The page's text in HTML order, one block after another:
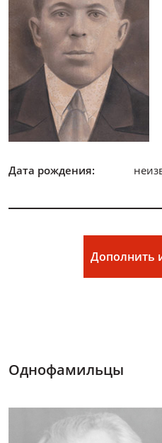
Дата рождения:
Дополнить
Однофамильцы